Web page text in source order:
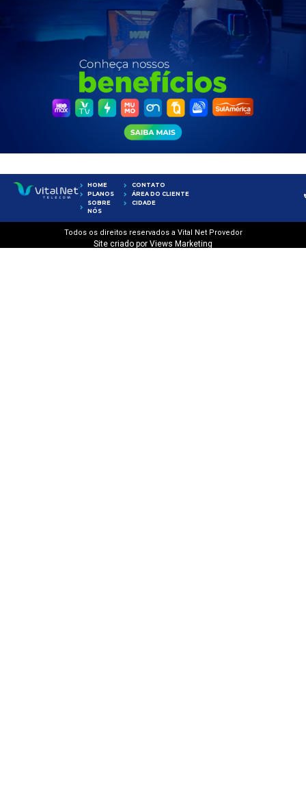
HOME
PLANOS
SOBRE
NÓS
CONTATO
ÁREA DO CLIENTE
CIDADE
Todos os direitos reservados a Vital Net Provedor
Site criado por Views Marketing